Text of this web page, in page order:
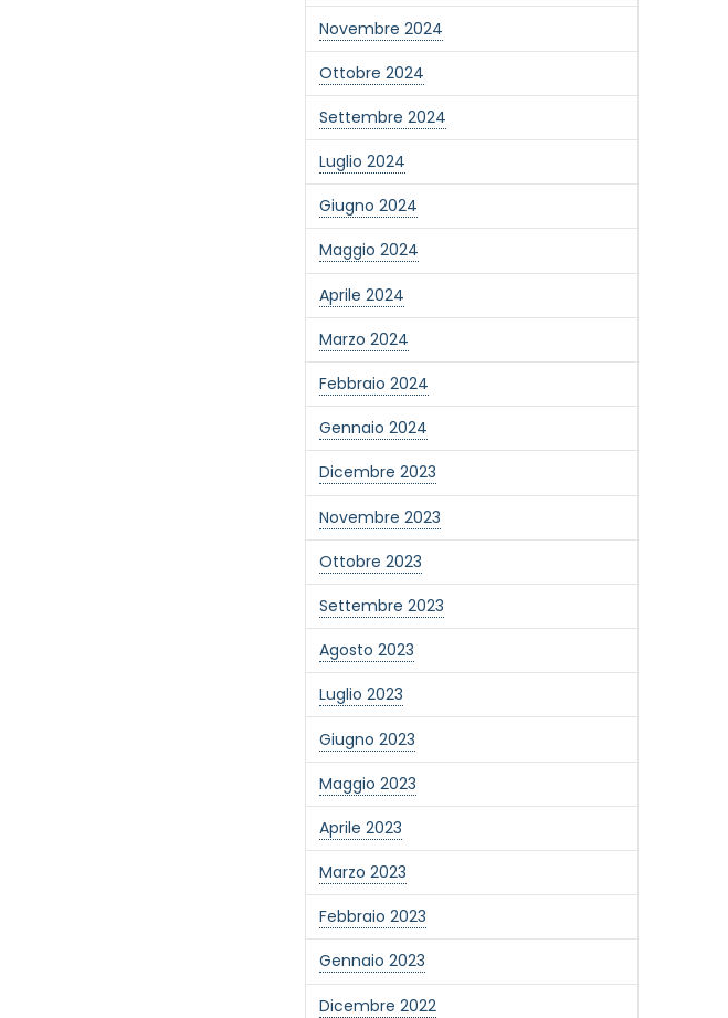
Novembre 2024
Ottobre 2024
Settembre 2024
Luglio 2024
Giugno 2024
Maggio 2024
Aprile 2024
Marzo 2024
Febbraio 2024
Gennaio 2024
Dicembre 2023
Novembre 2023
Ottobre 2023
Settembre 2023
Agosto 2023
Luglio 2023
Giugno 2023
Maggio 2023
Aprile 2023
Marzo 2023
Febbraio 2023
Gennaio 2023
Dicembre 2022
tramite l'iscrizione alla newsletter